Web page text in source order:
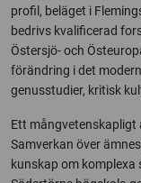
profil, beläget i
bedrivs kvalificerad
Östersjö- och
förändring i det
genusstudier, kritisk
Ett
Samverkan över
kunskap om komplexa